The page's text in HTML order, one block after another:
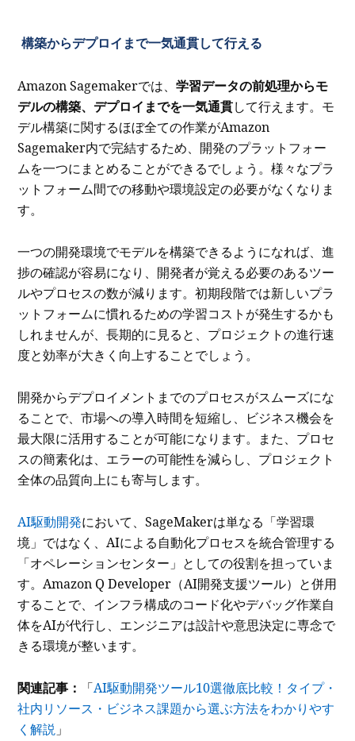
構築からデプロイまで一気通貫して行える
Amazon Sagemakerでは、学習データの前処理からモ
デルの構築、デプロイまでを一気通貫して行えます。モ
デル構築に関するほぼ全ての作業がAmazon
Sagemaker内で完結するため、開発のプラットフォー
ムを一つにまとめることができるでしょう。様々なプラ
ットフォーム間での移動や環境設定の必要がなくなりま
す。
一つの開発環境でモデルを構築できるようになれば、進
捗の確認が容易になり、開発者が覚える必要のあるツー
ルやプロセスの数が減ります。初期段階では新しいプラ
ットフォームに慣れるための学習コストが発生するかも
しれませんが、長期的に見ると、プロジェクトの進行速
度と効率が大きく向上することでしょう。
開発からデプロイメントまでのプロセスがスムーズにな
ることで、市場への導入時間を短縮し、ビジネス機会を
最大限に活用することが可能になります。また、プロセ
スの簡素化は、エラーの可能性を減らし、プロジェクト
全体の品質向上にも寄与します。
AI駆動開発において、SageMakerは単なる「学習環
境」ではなく、AIによる自動化プロセスを統合管理する
「オペレーションセンター」としての役割を担っていま
す。Amazon Q Developer（AI開発支援ツール）と併用
することで、インフラ構成のコード化やデバッグ作業自
体をAIが代行し、エンジニアは設計や意思決定に専念で
きる環境が整います。
関連記事： 「AI駆動開発ツール10選徹底比較！タイプ・
社内リソース・ビジネス課題から選ぶ方法をわかりやす
く解説 」